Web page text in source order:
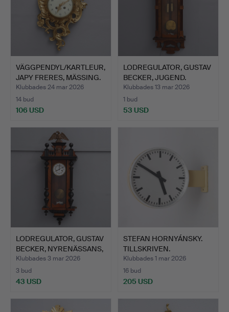
VÄGGPENDYL/KARTLEUR,
JAPY FRERES, MÄSSING.
Klubbades 24 mar 2026
14 bud
106 USD
LODREGULATOR, GUSTAV
BECKER, JUGEND.
Klubbades 13 mar 2026
1 bud
53 USD
LODREGULATOR, GUSTAV
BECKER, NYRENÄSSANS,
…
Klubbades 3 mar 2026
3 bud
43 USD
STEFAN HORNYÁNSKY.
TILLSKRIVEN.
DUBBELSIDI…
Klubbades 1 mar 2026
16 bud
205 USD